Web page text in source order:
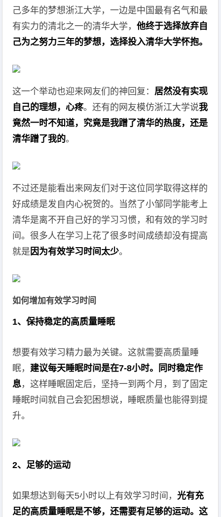
己多年的梦想浙江大学，一边是中国最有名气和最
有实力的清北之一的清华大学，他终于选择放弃自
己为之努力三年的梦想，选择投入清华大学怀抱。
这一个举动也迎来网友们的神回复： 居然没有实现
自己的理想，心疼。还有的网友模仿浙江大学说我
竟然一时不知道，究竟是我蹭了清华的热度，还是
清华蹭了我的。
不过还是能看出来网友们对于这位同学取得这样的
好成绩是发自内心祝贺的。当然了小邹同学能考上
清华是离不开自己好的学习习惯，和有效的学习时
间。很多人在学习上花了很多时间成绩却没有提高
就是 因为有效学习时间太少。
如何增加有效学习时间‍
1、保持稳定的高质量睡眠
想要有效学习精力最为关键。这就需要高质量睡
眠， 建议每天睡眠时间是在7-8小时。同时稳定作
息，这样睡眠固定后，坚持一到两个月，到了固定
睡眠时间就自己会犯困想说，睡眠质量也能得到提
升。
2、足够的运动
如果想达到每天5小时以上有效学习时间， 光有充
足的高质量睡眠是不够，还需要有足够的运动。这